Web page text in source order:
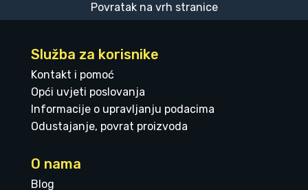
Povratak na vrh stranice
Služba za korisnike
Kontakt i pomoć
Opći uvjeti poslovanja
Informacije o upravljanju podacima
Odustajanje, povrat proizvoda
O nama
Blog